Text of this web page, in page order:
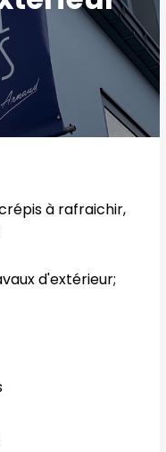
à rafraichir,
d'extérieur;